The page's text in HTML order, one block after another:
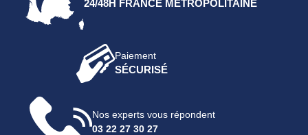
24/48H FRANCE MÉTROPOLITAINE
Paiement
SÉCURISÉ
Nos experts vous répondent
03 22 27 30 27